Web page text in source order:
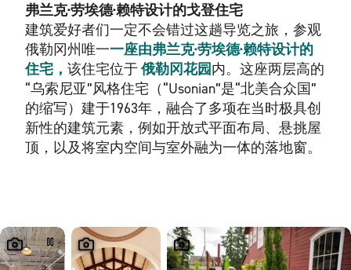
弗兰克·劳埃德·赖特设计的戈登住宅
建筑爱好者们一定不会错过这趟导览之旅，参观
俄勒冈州唯一一座由弗兰克·劳埃德·赖特设计的
住宅 ， 该住宅位于俄勒冈花园内。这座两层高的
“乌索尼亚”风格住宅（“Usonian”是“北美合众国”
的缩写）建于1963年，融合了多项在当时极具创
新性的建筑元素，例如开放式平面布局、悬挑屋
顶，以及将室内空间与室外融为一体的落地窗。